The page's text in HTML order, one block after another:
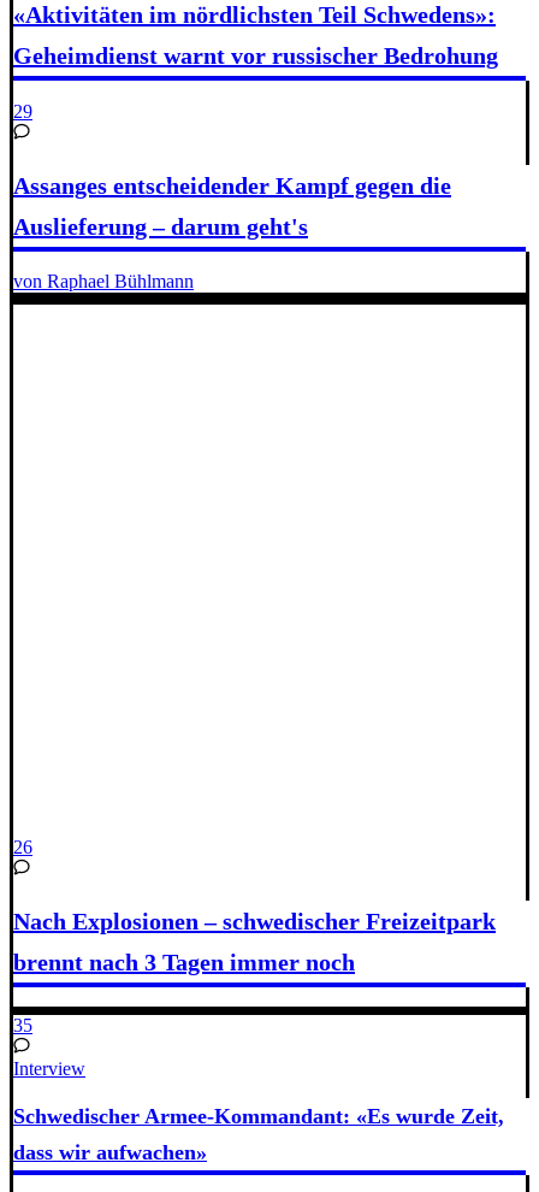
«Aktivitäten im nördlichsten Teil Schwedens»:
Geheimdienst warnt vor russischer Bedrohung
29
Assanges entscheidender Kampf gegen die
Auslieferung – darum geht's
von Raphael Bühlmann
26
Nach Explosionen – schwedischer Freizeitpark
brennt nach 3 Tagen immer noch
35
Interview
Schwedischer Armee-Kommandant: «Es wurde Zeit,
dass wir aufwachen»